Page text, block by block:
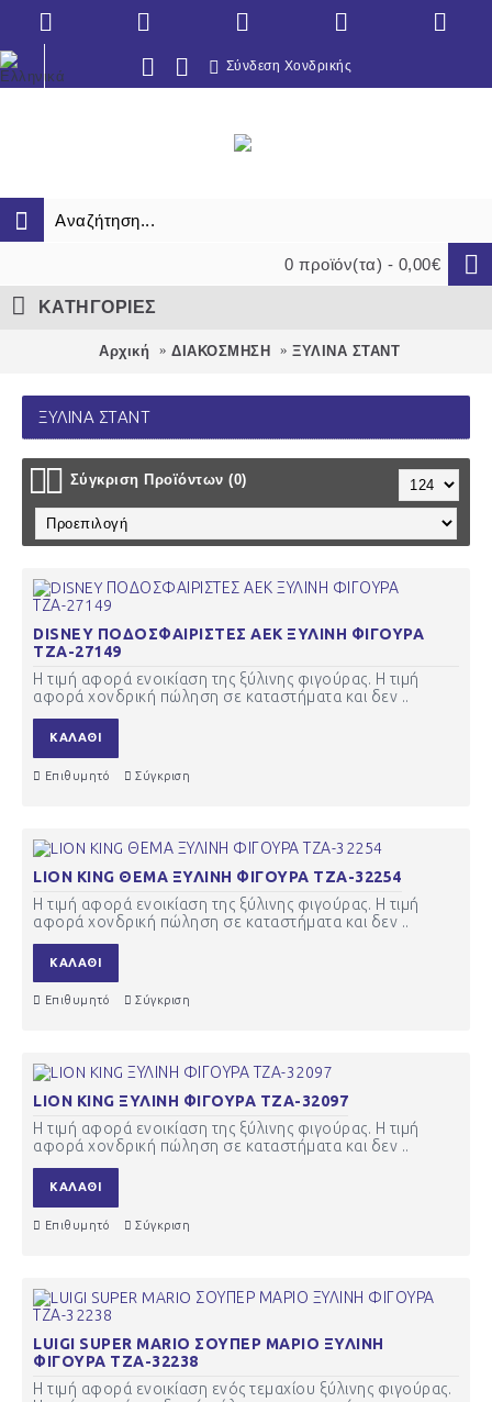
Σύνδεση Χονδρικής
0 προϊόν(τα) - 0,00€
ΚΑΤΗΓΟΡΙΕΣ
Αρχική ΔΙΑΚΟΣΜΗΣΗ ΞΥΛΙΝΑ ΣΤΑΝΤ
ΞΥΛΙΝΑ ΣΤΑΝΤ
Σύγκριση Προϊόντων (0)
DISNEY ΠΟΔΟΣΦΑΙΡΙΣΤΕΣ ΑΕΚ ΞΥΛΙΝΗ ΦΙΓΟΥΡΑ
ΤΖΑ-27149
Η τιμή αφορά ενοικίαση της ξύλινης φιγούρας. Η τιμή
αφορά χονδρική πώληση σε καταστήματα και δεν ..
ΚΑΛΆΘΙ
Επιθυμητό Σύγκριση
LION KING ΘΕΜΑ ΞΥΛΙΝΗ ΦΙΓΟΥΡΑ ΤΖΑ-32254
Η τιμή αφορά ενοικίαση της ξύλινης φιγούρας. Η τιμή
αφορά χονδρική πώληση σε καταστήματα και δεν ..
ΚΑΛΆΘΙ
Επιθυμητό Σύγκριση
LION KING ΞΥΛΙΝΗ ΦΙΓΟΥΡΑ ΤΖΑ-32097
Η τιμή αφορά ενοικίαση της ξύλινης φιγούρας. Η τιμή
αφορά χονδρική πώληση σε καταστήματα και δεν ..
ΚΑΛΆΘΙ
Επιθυμητό Σύγκριση
LUIGI SUPER MARIO ΣΟΥΠΕΡ ΜΑΡΙΟ ΞΥΛΙΝΗ
ΦΙΓΟΥΡΑ ΤΖΑ-32238
Η τιμή αφορά ενοικίαση ενός τεμαχίου ξύλινης φιγούρας.